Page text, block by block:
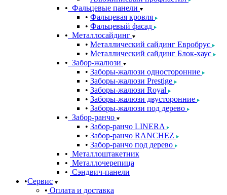
Фальцевые панели
Фальцевая кровля
Фальцевый фасад
Металлосайдинг
Металлический сайдинг Евробрус
Металлический сайдинг Блок-хаус
Забор-жалюзи
Заборы-жалюзи односторонние
Заборы-жалюзи Prestige
Заборы-жалюзи Royal
Заборы-жалюзи двусторонние
Заборы-жалюзи под дерево
Забор-ранчо
Забор-ранчо LINERA
Забор-ранчо RANCHEZ
Забор-ранчо под дерево
Металлоштакетник
Металлочерепица
Сэндвич-панели
Сервис
Оплата и доставка